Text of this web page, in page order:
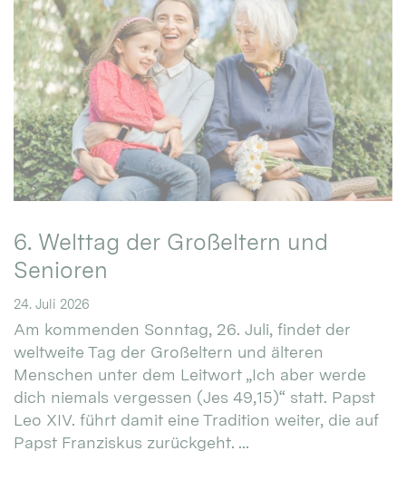
6. Welttag der Großeltern und
Senioren
24. Juli 2026
Am kommenden Sonntag, 26. Juli, findet der
weltweite Tag der Großeltern und älteren
Menschen unter dem Leitwort „Ich aber werde
dich niemals vergessen (Jes 49,15)“ statt. Papst
Leo XIV. führt damit eine Tradition weiter, die auf
Papst Franziskus zurückgeht. ...